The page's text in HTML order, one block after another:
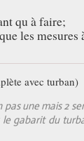
qu à faire;
les mesures
une mais 2
gabarit du